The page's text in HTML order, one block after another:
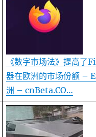
《数字市场法》提高了
器在欧洲的市场份额 –
洲 – cnBeta.CO…